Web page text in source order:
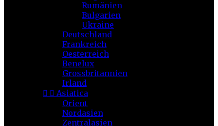
Rumänien
Bulgarien
Ukraine
Deutschland
Frankreich
Oesterreich
Benelux
Grossbritannien
Irland
  Asiatica
Orient
Nordasien
Zentralasien